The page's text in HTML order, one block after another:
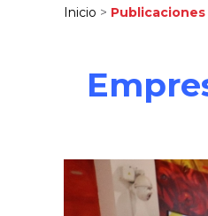
Inicio > Publicaciones